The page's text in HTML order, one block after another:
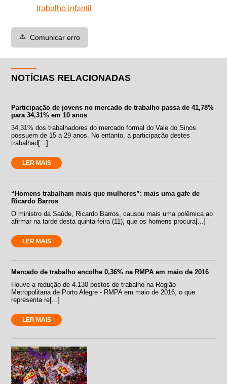
trabalho infantil
⚠️ Comunicar erro
NOTÍCIAS RELACIONADAS
Participação de jovens no mercado de trabalho passa de 41,78%
para 34,31% em 10 anos
34,31% dos trabalhadores do mercado formal do Vale do Sinos
possuem de 15 a 29 anos. No entanto, a participação destes
trabalhad[...]
LER MAIS
“Homens trabalham mais que mulheres”: mais uma gafe de
Ricardo Barros
O ministro da Saúde, Ricardo Barros, causou mais uma polêmica ao
afirmar na tarde desta quinta-feira (11), que os homens procura[...]
LER MAIS
Mercado de trabalho encolhe 0,36% na RMPA em maio de 2016
Houve a redução de 4.130 postos de trabalho na Região
Metropolitana de Porto Alegre - RMPA em maio de 2016, o que
representa re[...]
LER MAIS